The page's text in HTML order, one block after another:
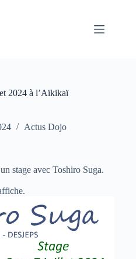
2024 à l’Aïkikaï
Actus Dojo
stage avec Toshiro Suga.